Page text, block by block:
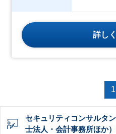
詳し
1
セキュリティコンサルタ
士法人・会計事務所ほか